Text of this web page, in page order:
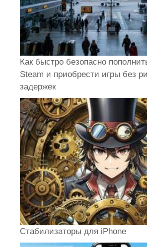
Как быстро безопасно
Steam и приобрести игры без
задержек
Стабилизаторы для iPhone